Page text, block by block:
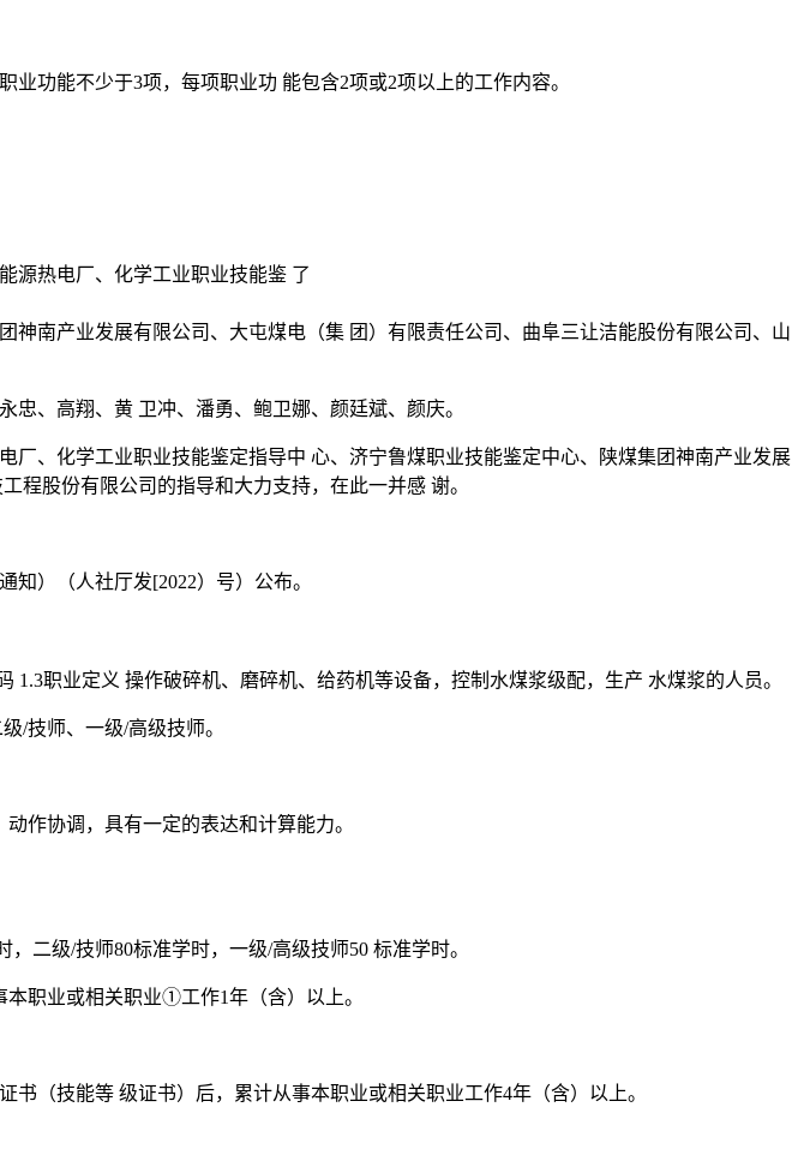
功能不少于3项，每项职业功 能包含2项或2项以上的工作内容。
源热电厂、化学工业职业技能鉴 了
南产业发展有限公司、大屯煤电（集 团）有限责任公司、曲阜三让洁能股份有限公司、山
、高翔、黄 卫冲、潘勇、鲍卫娜、颜廷斌、颜庆。
、化学工业职业技能鉴定指导中 心、济宁鲁煤职业技能鉴定中心、陕煤集团神南产业发展
程股份有限公司的指导和大力支持，在此一并感 谢。
）（人社厅发[2022）号）公布。
职业定义 操作破碎机、磨碎机、给药机等设备，控制水煤浆级配，生产 水煤浆的人员。
/技师、一级/高级技师。
作协调，具有一定的表达和计算能力。
二级/技师80标准学时，一级/高级技师50 标准学时。
职业或相关职业①工作1年（含）以上。
（技能等 级证书）后，累计从事本职业或相关职业工作4年（含）以上。